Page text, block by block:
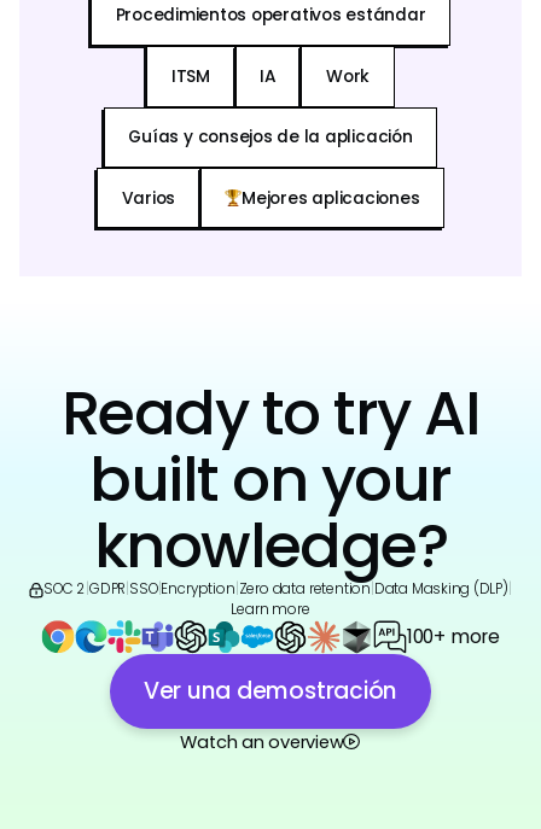
Procedimientos operativos estándar
ITSM IA Work
Guías y consejos de la aplicación
Varios Mejores aplicaciones
Ready to try AI
built on your
knowledge?
SOC 2 GDPR SSO|Encryption Zero data retention Data Masking (DLP)
Learn more
100+ more
Ver una demostración
Watch an overview